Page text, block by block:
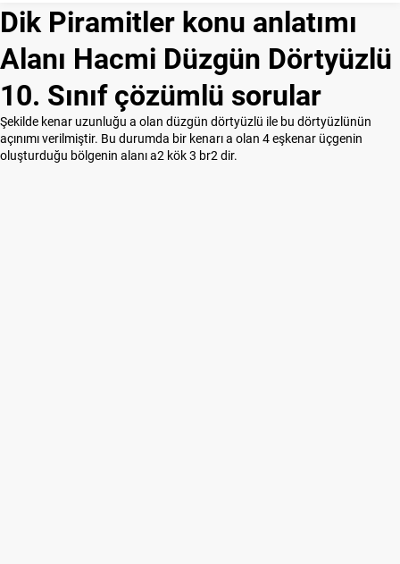
Dik Piramitler konu anlatımı
Alanı Hacmi Düzgün Dörtyüzlü
10. Sınıf çözümlü sorular
Şekilde kenar uzunluğu a olan düzgün dörtyüzlü ile bu dörtyüzlünün
açınımı verilmiştir. Bu durumda bir kenarı a olan 4 eşkenar üçgenin
oluşturduğu bölgenin alanı a2 kök 3 br2 dir.